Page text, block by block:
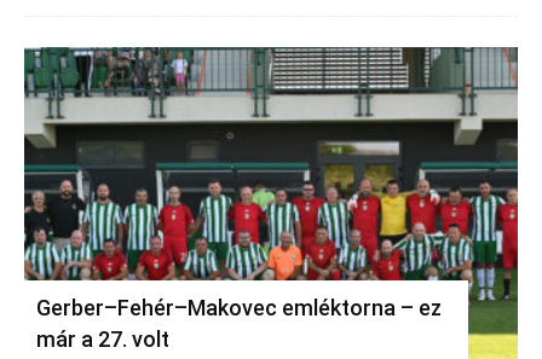
Gerber–Fehér–Makovec emléktorna – ez
már a 27. volt